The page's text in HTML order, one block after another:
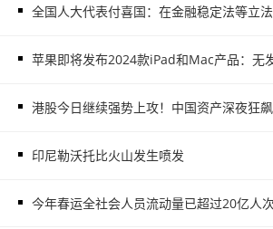
全国人大代表付喜国：在金融稳定法等立
苹果即将发布2024款iPad和Mac产品：无
港股今日继续强势上攻！中国资产深夜狂飙
印尼勒沃托比火山发生喷发
今年春运全社会人员流动量已超过20亿人次